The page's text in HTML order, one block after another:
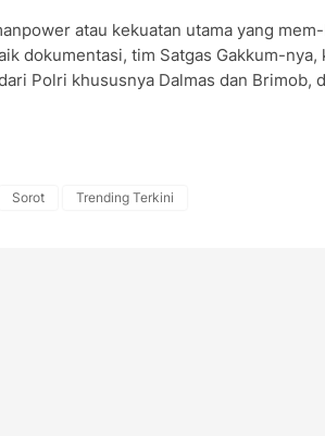
atau kekuatan utama yang
dokumentasi, tim Satgas Gakkum-nya,
Polri khususnya Dalmas dan Brimob,
Sorot Trending Terkini